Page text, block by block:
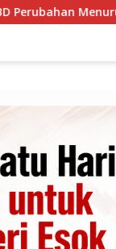
Menurun, Suhud